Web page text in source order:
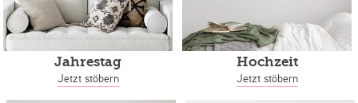
Jahrestag
Jetzt stöbern
Hochzeit
Jetzt stöbern